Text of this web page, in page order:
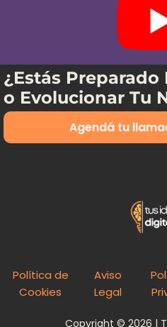
¿Estás Preparado
o Evolucionar Tu
Agendá tu
Política de
Cookies
Aviso
Legal
Copyright © 2026 |